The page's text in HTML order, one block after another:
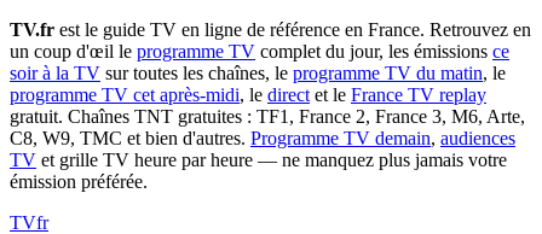
TV.fr est le guide TV en ligne de référence en France. Retrouvez en
un coup d'œil le programme TV complet du jour, les émissions ce
soir à la TV sur toutes les chaînes, le programme TV du matin, le
programme TV cet après-midi, le direct et le France TV replay
gratuit. Chaînes TNT gratuites : TF1, France 2, France 3, M6, Arte,
C8, W9, TMC et bien d'autres. Programme TV demain, audiences
TV et grille TV heure par heure — ne manquez plus jamais votre
émission préférée.
TVfr